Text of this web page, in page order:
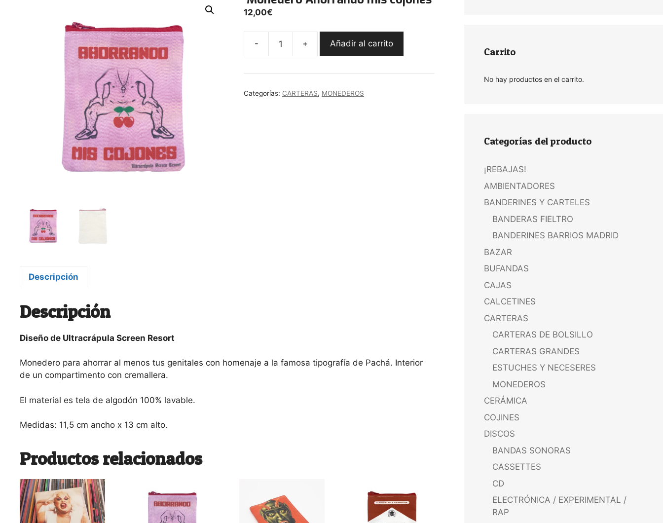
12,00€
-
Monedero
mis
cantidad
+ Añadir al carrito
Categorías: CARTERAS, MONEDEROS
Descripción
Descripción
Diseño de Ultracrápula Screen Resort
Monedero para ahorrar al menos tus genitales con homenaje a la famosa tipografía de Pachá. Interior
de un compartimento con cremallera.
El material es tela de algodón 100% lavable.
Medidas: 11,5 cm ancho x 13 cm alto.
Productos relacionados
Carrito
No hay productos en el carrito.
Categorías del producto
¡REBAJAS!
AMBIENTADORES
BANDERINES Y CARTELES
BANDERAS FIELTRO
BANDERINES BARRIOS MADRID
BAZAR
BUFANDAS
CAJAS
CALCETINES
CARTERAS
CARTERAS DE BOLSILLO
CARTERAS GRANDES
ESTUCHES Y NECESERES
MONEDEROS
CERÁMICA
COJINES
DISCOS
BANDAS SONORAS
CASSETTES
CD
ELECTRÓNICA / EXPERIMENTAL /
RAP